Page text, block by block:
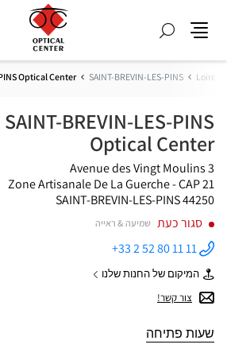
חפש
Loire-
SAINT-BREVIN-LES-PINS
Optical Center
BREVIN-LES-PINS
Optical Center
3 Avenue des Vingt Moulins
Zone Artisanale De La Guerche - CAP 21
44250 SAINT-BREVIN-LES-PINS
סגור כעת שמיעה & ראייה
התקשר
לחנות
Opticien
SAINT-
BREVIN-
Optical
Center ב
+33 2 52 80 11 11
המיקום של החנות שלנו של
Opticien
SAINT-
LES-
PINS
צור קשר!
שעות פתיחה